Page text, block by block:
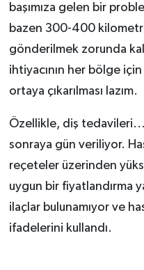
başımıza gelen bir
bazen 300-400
gönderilmek zorunda
ihtiyacının her bölge
ortaya çıkarılması lazım.
Özellikle, diş
sonraya gün veriliyor.
reçeteler üzerinden
uygun bir fiyatlandırma
ilaçlar bulunamıyor ve
ifadelerini kullandı.